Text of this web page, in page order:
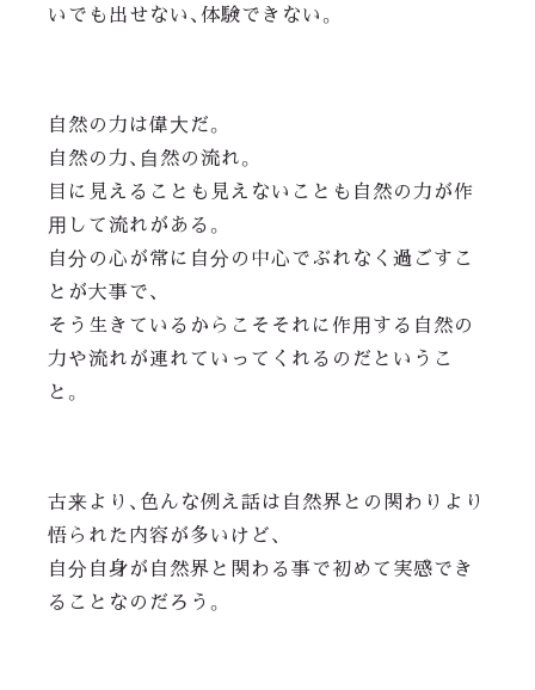
いでも出せない、体験できない。
自然の力は偉大だ。
自然の力、自然の流れ。
目に見えることも見えないことも自然の力が作
用して流れがある。
自分の心が常に自分の中心でぶれなく過ごすこ
とが大事で、
そう生きているからこそそれに作用する自然の
力や流れが連れていってくれるのだというこ
と。
古来より、色んな例え話は自然界との関わりより
悟られた内容が多いけど、
自分自身が自然界と関わる事で初めて実感でき
ることなのだろう。